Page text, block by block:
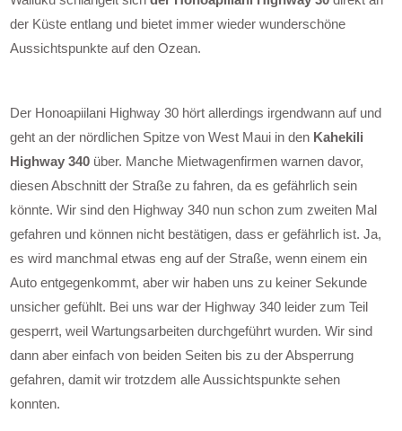
der Küste entlang und bietet immer wieder wunderschöne
Aussichtspunkte auf den Ozean.
Der Honoapiilani Highway 30 hört allerdings irgendwann auf und
geht an der nördlichen Spitze von West Maui in den Kahekili
Highway 340 über. Manche Mietwagenfirmen warnen davor,
diesen Abschnitt der Straße zu fahren, da es gefährlich sein
könnte. Wir sind den Highway 340 nun schon zum zweiten Mal
gefahren und können nicht bestätigen, dass er gefährlich ist. Ja,
es wird manchmal etwas eng auf der Straße, wenn einem ein
Auto entgegenkommt, aber wir haben uns zu keiner Sekunde
unsicher gefühlt. Bei uns war der Highway 340 leider zum Teil
gesperrt, weil Wartungsarbeiten durchgeführt wurden. Wir sind
dann aber einfach von beiden Seiten bis zu der Absperrung
gefahren, damit wir trotzdem alle Aussichtspunkte sehen
konnten.